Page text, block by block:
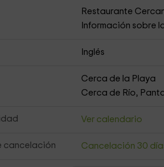
Restaurante
Información sobre
Inglés
Cerca de la Playa
Cerca de Río,
Ver calendario
cancelación Cancelación 30